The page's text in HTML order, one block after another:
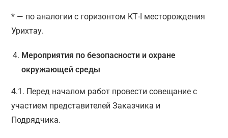
* — по аналогии с горизонтом КТ-I месторождения
Урихтау.
Мероприятия по безопасности и охране
окружающей среды
4.1. Перед началом работ провести совещание с
участием представителей Заказчика и
Подрядчика.